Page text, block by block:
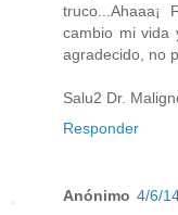
truco...Ahaaa¡
cambio mi vida
agradecido, no
Salu2 Dr.
Responder
Anónimo 4/6/